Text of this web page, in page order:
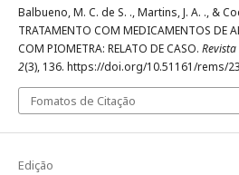
Balbueno, M. C. de S. ., Martins, J. A. ., &
TRATAMENTO COM MEDICAMENTOS DE
COM PIOMETRA: RELATO DE CASO.
2(3), 136. https://doi.org/10.51161/rems/
Fomatos de Citação
Edição